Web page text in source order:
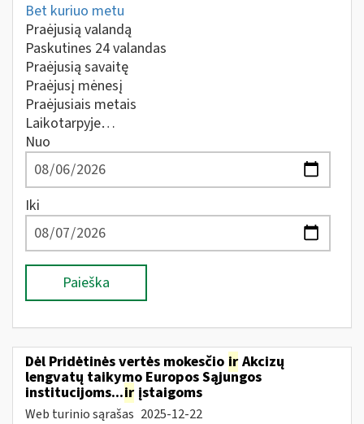
Bet kuriuo metu
Praėjusią valandą
Paskutines 24 valandas
Praėjusią savaitę
Praėjusį mėnesį
Praėjusiais metais
Laikotarpyje…
Nuo
Iki
Paieška
Dėl Pridėtinės vertės mokesčio ir Akcizų
lengvatų taikymo Europos Sąjungos
institucijoms...ir įstaigoms
Web turinio sąrašas 2025-12-22